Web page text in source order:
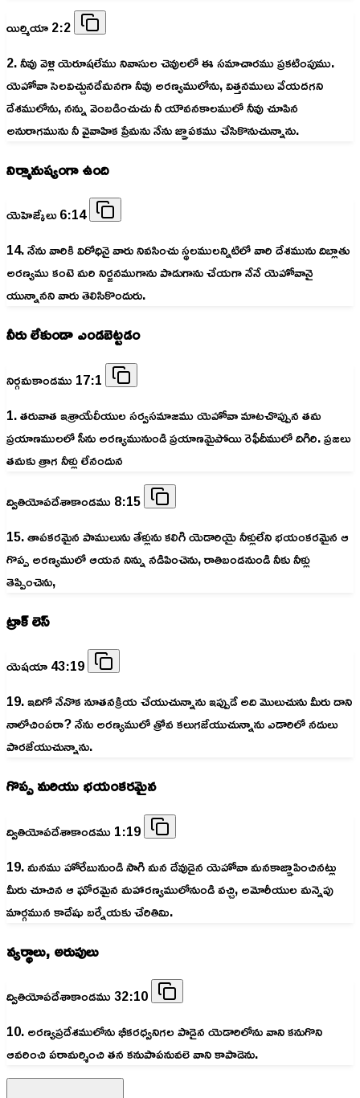
యిర్మియా 2:2
2. నీవు వెళ్లి యెరూషలేము నివాసుల చెవులలో ఈ సమాచారము ప్రకటింపుము.
యెహోవా సెలవిచ్చునదేమనగా నీవు అరణ్యములోను, విత్తనములు వేయదగని
దేశములోను, నన్ను వెంబడించుచు నీ యౌవనకాలములో నీవు చూపిన
అనురాగమును నీ వైవాహిక ప్రేమను నేను జ్ఞాపకము చేసికొనుచున్నాను.
నిర్మానుష్యంగా ఉంది
యెహెజ్కేలు 6:14
14. నేను వారికి విరోధినై వారు నివసించు స్థలములన్నిటిలో వారి దేశమును దిబ్లాతు
అరణ్యము కంటె మరి నిర్జనముగాను పాడుగాను చేయగా నేనే యెహోవానై
యున్నానని వారు తెలిసికొందురు.
నీరు లేకుండా ఎండబెట్టడం
నిర్గమకాండము 17:1
1. తరువాత ఇశ్రాయేలీయుల సర్వసమాజము యెహోవా మాటచొప్పున తమ
ప్రయాణములలో సీను అరణ్యమునుండి ప్రయాణమైపోయి రెఫీదీములో దిగిరి. ప్రజలు
తమకు త్రాగ నీళ్లు లేనందున
ద్వితియోపదేశాకాండము 8:15
15. తాపకరమైన పాములును తేళ్లును కలిగి యెడారియై నీళ్లులేని భయంకరమైన ఆ
గొప్ప అరణ్యములో ఆయన నిన్ను నడిపించెను, రాతిబండనుండి నీకు నీళ్లు
తెప్పించెను,
ట్రాక్ లెస్
యెషయా 43:19
19. ఇదిగో నేనొక నూతనక్రియ చేయుచున్నాను ఇప్పుడే అది మొలుచును మీరు దాని
నాలోచింపరా? నేను అరణ్యములో త్రోవ కలుగజేయుచున్నాను ఎడారిలో నదులు
పారజేయుచున్నాను.
గొప్ప మరియు భయంకరమైన
ద్వితియోపదేశాకాండము 1:19
19. మనము హోరేబునుండి సాగి మన దేవుడైన యెహోవా మనకాజ్ఞాపించినట్లు
మీరు చూచిన ఆ ఘోరమైన మహారణ్యములోనుండి వచ్చి, అమోరీయుల మన్నెపు
మార్గమున కాదేషు బర్నేయకు చేరితివిు.
వ్యర్థాలు, అరుపులు
ద్వితియోపదేశాకాండము 32:10
10. అరణ్యప్రదేశములోను భీకరధ్వనిగల పాడైన యెడారిలోను వాని కనుగొని
ఆవరించి పరామర్శించి తన కనుపాపనువలె వాని కాపాడెను.